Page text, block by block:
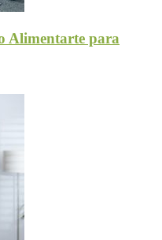
Alimentarte para